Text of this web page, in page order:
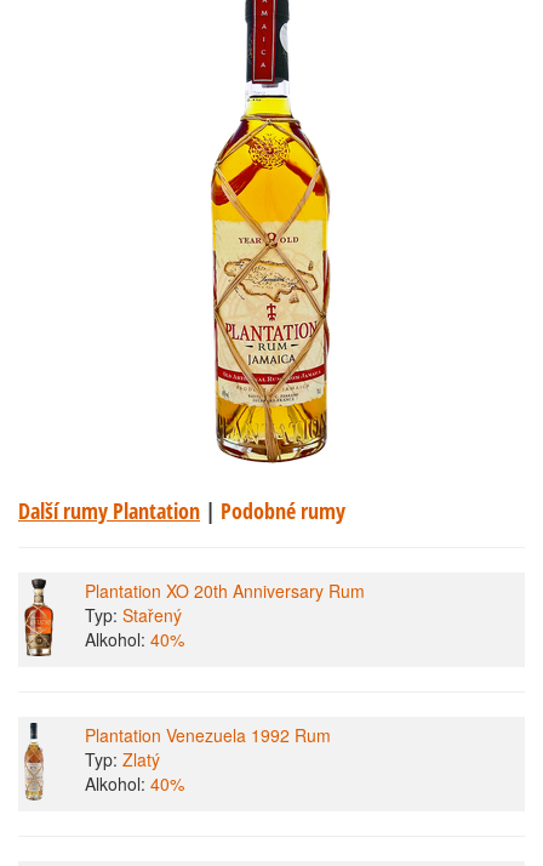
Další rumy Plantation | Podobné rumy
Plantation XO 20th Anniversary Rum
Typ: Stařený
Alkohol: 40%
Plantation Venezuela 1992 Rum
Typ: Zlatý
Alkohol: 40%